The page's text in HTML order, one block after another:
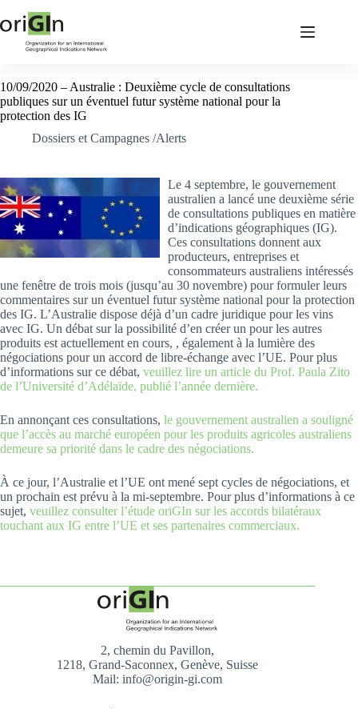
10/09/2020 – Australie : Deuxième cycle de consultations
publiques sur un éventuel futur système national pour la
protection des IG
Dossiers et Campagnes /Alerts
Le 4 septembre, le gouvernement
australien a lancé une deuxième série
de consultations publiques en matière
d’indications géographiques (IG).
Ces consultations donnent aux
producteurs, entreprises et
consommateurs australiens intéressés
une fenêtre de trois mois (jusqu’au 30 novembre) pour formuler leurs
commentaires sur un éventuel futur système national pour la protection
des IG. L’Australie dispose déjà d’un cadre juridique pour les vins
avec IG. Un débat sur la possibilité d’en créer un pour les autres
produits est actuellement en cours, , également à la lumière des
négociations pour un accord de libre-échange avec l’UE. Pour plus
d’informations sur ce débat, veuillez lire un article du Prof. Paula Zito
de l’Université d’Adélaïde, publié l’année dernière.
En annonçant ces consultations, le gouvernement australien a souligné
que l’accès au marché européen pour les produits agricoles australiens
demeure sa priorité dans le cadre des négociations.
À ce jour, l’Australie et l’UE ont mené sept cycles de négociations, et
un prochain est prévu à la mi-septembre. Pour plus d’informations à ce
sujet, veuillez consulter l’étude oriGIn sur les accords bilatéraux
touchant aux IG entre l’UE et ses partenaires commerciaux.
2, chemin du Pavillon,
1218, Grand-Saconnex, Genève, Suisse
Mail: info@origin-gi.com